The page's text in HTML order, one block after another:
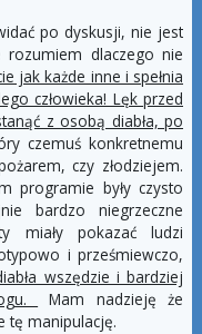
po dyskusji, nie jest
rozumiem dlaczego nie
jak każde inne i spełnia
człowieka! Lęk przed
z osobą diabła, po
czemuś konkretnemu
czy złodziejem.
programie były czysto
bardzo niegrzeczne
miały pokazać ludzi
i prześmiewczo,
wszędzie i bardziej
Mam nadzieję że
tę manipulację.